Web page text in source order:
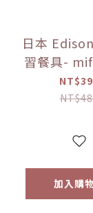
日本
習餐具-
寶餐具【
加入購